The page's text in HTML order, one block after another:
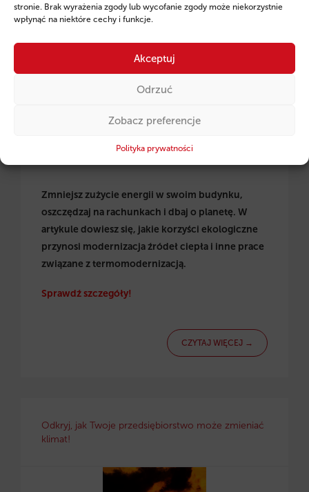
stronie. Brak wyrażenia zgody lub wycofanie zgody może niekorzystnie
wpłynąć na niektóre cechy i funkcje.
Akceptuj
Odrzuć
Zobacz preferencje
Polityka prywatności
Termomodernizacja budynków, maszyn i urządzeń.
Inwestycje zmniejszające zużycie energii.
Zmniejsz zużycie energii w swoim budynku,
oszczędzaj na rachunkach i dbaj o planetę. W
artykule dowiesz się, jakie korzyści ekologiczne
przynosi modernizacja źródeł ciepła i inne prace
związane z termomodernizacją.
Sprawdź szczegóły!
CZYTAJ WIĘCEJ →
Odkryj, jak Twoje przedsiębiorstwo może zmieniać
klimat!